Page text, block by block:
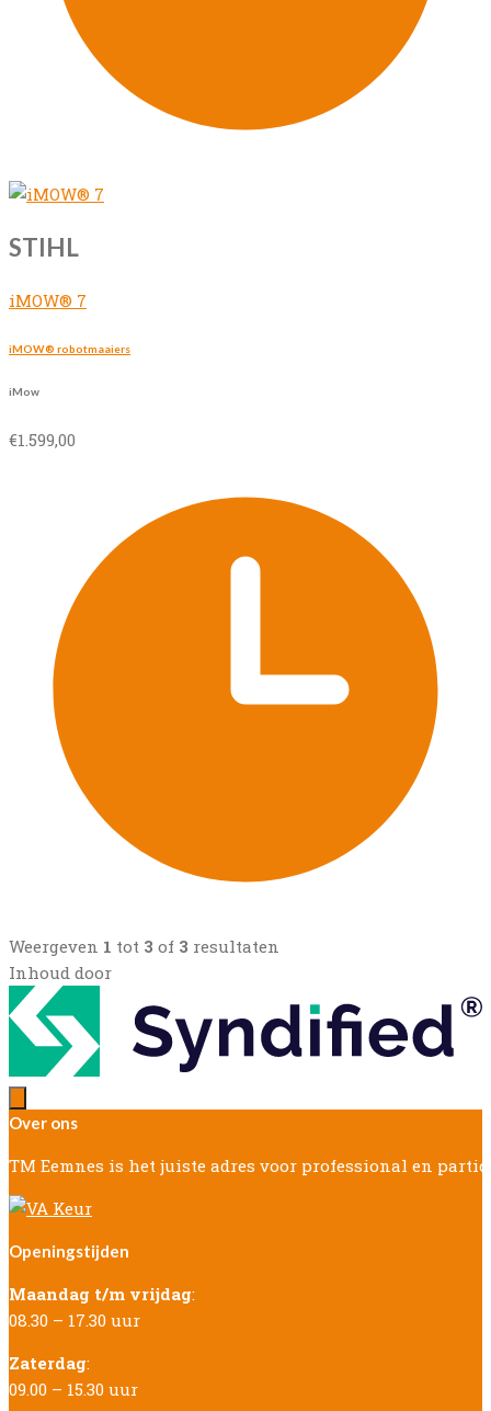
STIHL
iMOW® 7
iMOW® robotmaaiers
iMow
€1.599,00
Weergeven 1 tot 3 of 3 resultaten
Inhoud door
Over ons
TM Eemnes is het juiste adres voor professional en
Openingstijden
Maandag t/m vrijdag:
08.30 – 17.30 uur
Zaterdag:
09.00 – 15.30 uur